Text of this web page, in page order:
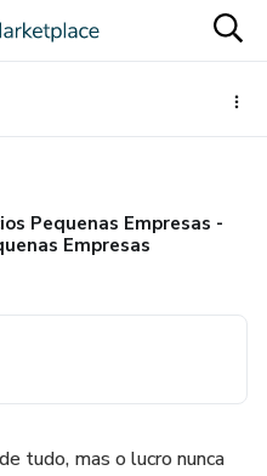
Pequenas Empresas -
Empresas
tudo, mas o lucro nunca